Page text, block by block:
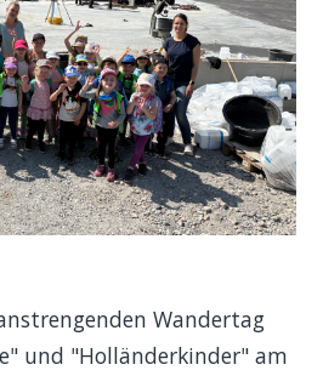
Wandertag
und "Holländerkinder" am